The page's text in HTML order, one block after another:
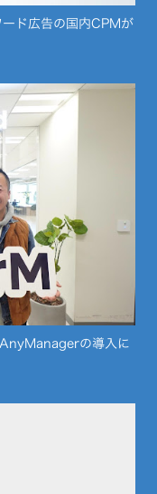
ド広告の国内CPMが
の導入に